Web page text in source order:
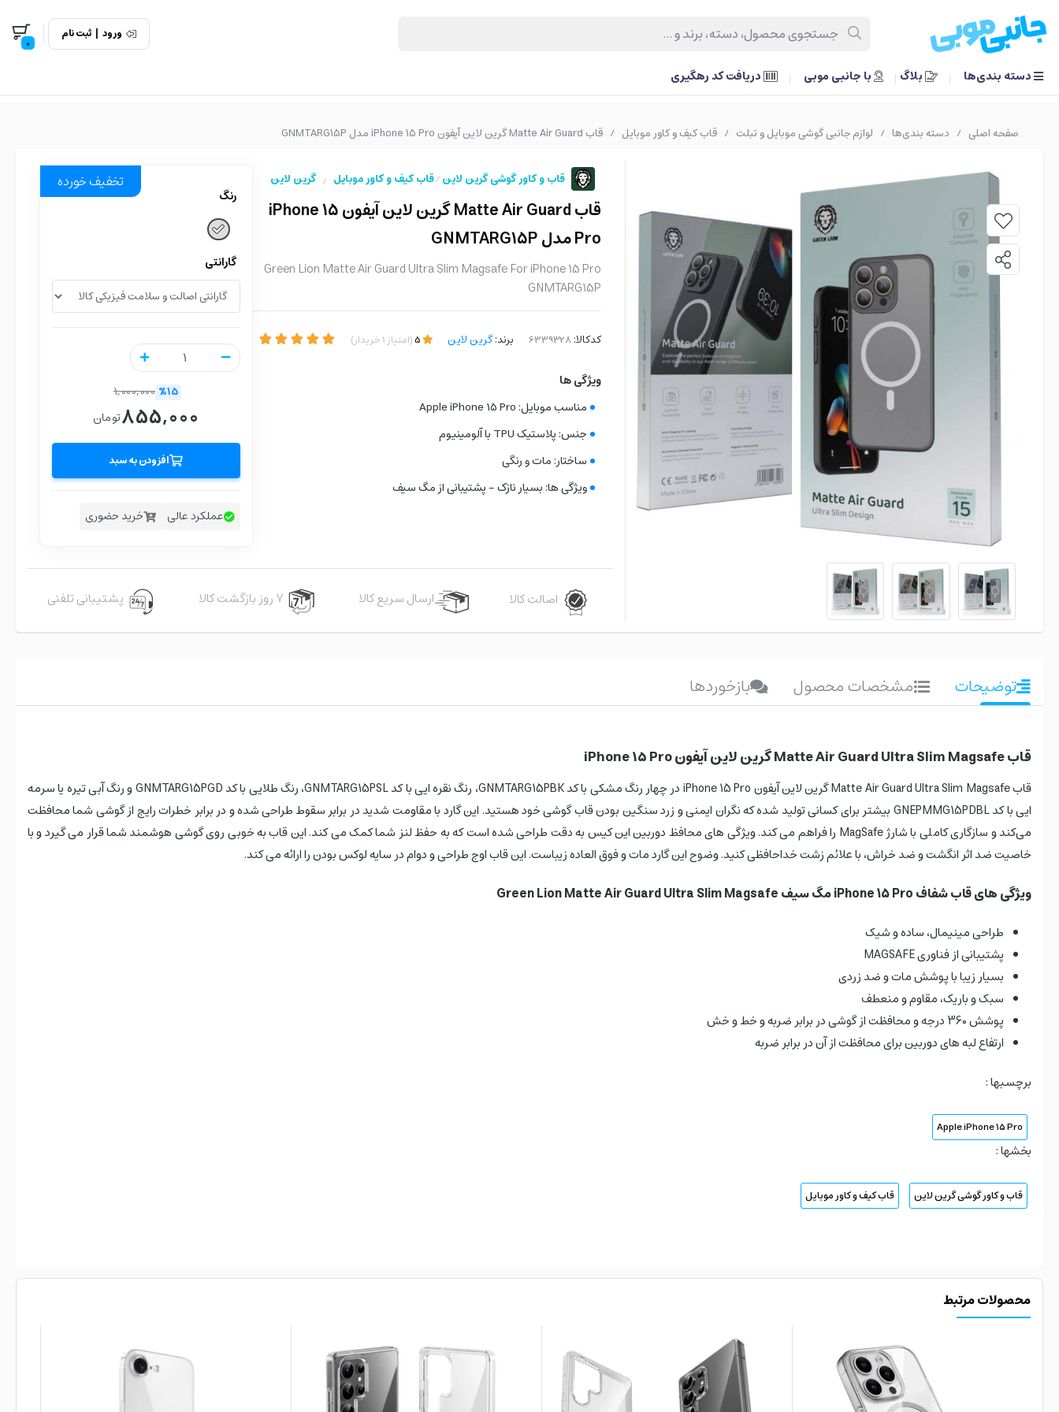
ورود | ثبت نام
0
دسته بندی‌ها بلاگ با جانبی موبی دریافت کد رهگیری
صفحه اصلی / دسته بندی‌ها / لوازم جانبی گوشی موبایل و تبلت / قاب کیف و کاور موبایل / قاب Matte Air Guard گرین لاین آیفون iPhone 15 Pro مدل GNMTARG15P
قاب و کاور گوشی گرین لاین /قاب کیف و کاور موبایل / گرین لاین
قاب Matte Air Guard گرین لاین آیفون iPhone 15
Pro مدل GNMTARG15P
Green Lion Matte Air Guard Ultra Slim Magsafe For iPhone 15 Pro
GNMTARG15P
کدکالا: برند:گرین لاین 5
(امتیاز 1خریدار)
ویژگی ها
مناسب موبایل: Apple iPhone 15 Pro
جنس: پلاستیک TPU با آلومینیوم
ساختار: مات و رنگی
ویژگی ها: بسیار نازک - پشتیبانی از مگ سیف
تخفیف خورده
رنگ
گارانتی
1,000,000 %15
855,000تومان
افزودن به سبد
عملکرد عالی خرید حضوری
اصالت کالا ارسال سریع کالا ۷ روز بازگشت کالا پشتیبانی تلفنی
توضیحات مشخصات محصول بازخوردها
قاب Matte Air Guard Ultra Slim Magsafe گرین لاین آیفون iPhone 15 Pro
قاب Matte Air Guard Ultra Slim Magsafe گرین لاین آیفون iPhone 15 Pro در چهار رنگ مشکی با کد GNMTARG15PBK، رنگ نقره ایی با کد GNMTARG15PSL، رنگ طلایی با کد GNMTARG15PGD و رنگ آبی تیره یا سرمه
ایی با کد GNEPMMG15PDBL بیشتر برای کسانی تولید شده که نگران ایمنی و زرد سنگین بودن قاب گوشی خود هستید. این گارد با مقاومت شدید در برابر سقوط طراحی شده و در برابر خطرات رایج از گوشی شما محافظت
می‌کند و سازگاری کاملی با شارژ MagSafe را فراهم می کند. ویژگی های محافظ دوربین این کیس به دقت طراحی شده است که به حفظ لنز شما کمک می کند. این قاب به خوبی روی گوشی هوشمند شما قرار می گیرد و با
خاصیت ضد اثر انگشت و ضد خراش، با علائم زشت خداحافظی کنید. وضوح این گارد مات و فوق العاده زیباست. این قاب اوج طراحی و دوام در سایه لوکس بودن را ارائه می کند.
ویژگی‌ های قاب شفاف iPhone 15 Pro مگ سیف Green Lion Matte Air Guard Ultra Slim Magsafe
طراحی مینیمال، ساده و شیک
پشتیبانی از فناوری MAGSAFE
بسیار زیبا با پوشش مات و ضد زردی
سبک و باریک، مقاوم و منعطف
پوشش 360 درجه و محافظت از گوشی در برابر ضربه و خط و خش
ارتفاع لبه های دوربین برای محافظت از آن در برابر ضربه
برچسبها :
Apple iPhone 15 Pro
بخشها :
قاب و کاور گوشی گرین لاین قاب کیف و کاور موبایل
محصولات مرتبط